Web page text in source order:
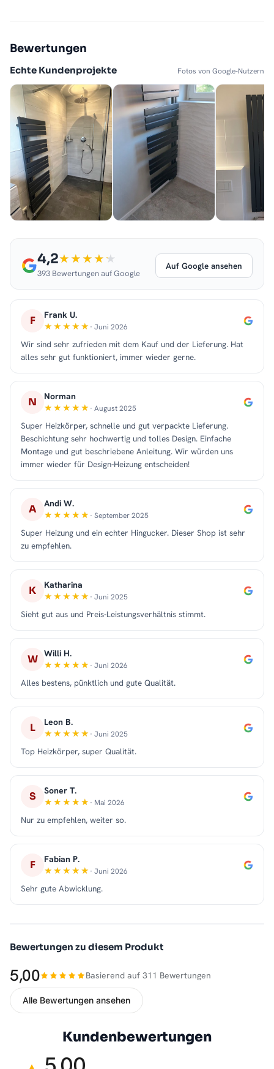
Bewertungen
Echte Kundenprojekte Fotos von Google-Nutzern
4,2
393 Bewertungen auf Google
Auf Google ansehen
F Frank U.
· Juni 2026
Wir sind sehr zufrieden mit dem Kauf und der Lieferung. Hat
alles sehr gut funktioniert, immer wieder gerne.
N Norman
· August 2025
Super Heizkörper, schnelle und gut verpackte Lieferung.
Beschichtung sehr hochwertig und tolles Design. Einfache
Montage und gut beschriebene Anleitung. Wir würden uns
immer wieder für Design-Heizung entscheiden!
A Andi W.
· September 2025
Super Heizung und ein echter Hingucker. Dieser Shop ist sehr
zu empfehlen.
K Katharina
· Juni 2025
Sieht gut aus und Preis-Leistungsverhältnis stimmt.
W Willi H.
· Juni 2026
Alles bestens, pünktlich und gute Qualität.
L Leon B.
· Juni 2025
Top Heizkörper, super Qualität.
S Soner T.
· Mai 2026
Nur zu empfehlen, weiter so.
F Fabian P.
· Juni 2026
Sehr gute Abwicklung.
Bewertungen zu diesem Produkt
5,00 Basierend auf 311 Bewertungen
Alle Bewertungen ansehen
Kundenbewertungen